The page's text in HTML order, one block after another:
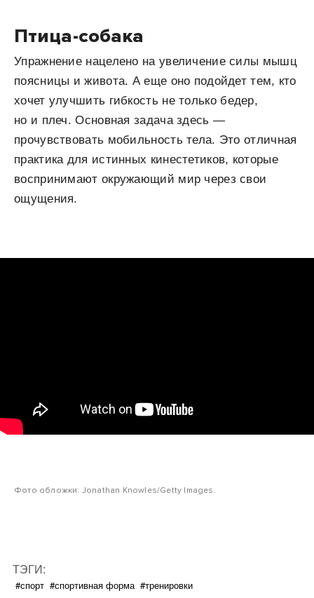
Птица-собака
Упражнение нацелено на увеличение силы мышц
поясницы и живота. А еще оно подойдет тем, кто
хочет улучшить гибкость не только бедер,
но и плеч. Основная задача здесь —
прочувствовать мобильность тела. Это отличная
практика для истинных кинестетиков, которые
воспринимают окружающий мир через свои
ощущения.
Фото обложки: Jonathan Knowles/Getty Images.
ТЭГИ:
#спорт #спортивная форма #тренировки